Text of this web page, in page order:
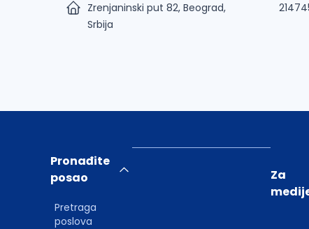
Zrenjaninski put 82, Beograd,
Srbija
Pronađite
posao
Pretraga
poslova
Za